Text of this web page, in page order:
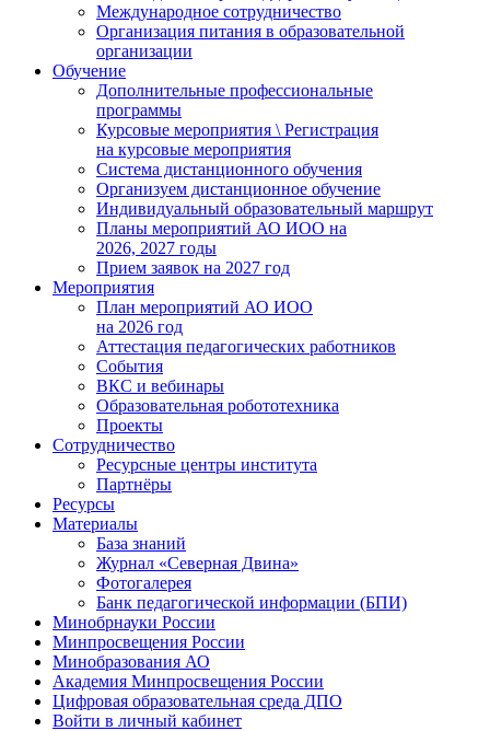
Международное сотрудничество
Организация питания в образовательной
организации
Обучение
Дополнительные профессиональные
программы
Курсовые мероприятия \ Регистрация
на курсовые мероприятия
Система дистанционного обучения
Организуем дистанционное обучение
Индивидуальный образовательный маршрут
Планы мероприятий АО ИОО на
2026, 2027 годы
Прием заявок на 2027 год
Мероприятия
План мероприятий АО ИОО
на 2026 год
Аттестация педагогических работников
События
ВКС и вебинары
Образовательная робототехника
Проекты
Сотрудничество
Ресурсные центры института
Партнёры
Ресурсы
Материалы
База знаний
Журнал «Северная Двина»
Фотогалерея
Банк педагогической информации (БПИ)
Минобрнауки России
Минпросвещения России
Минобразования АО
Академия Минпросвещения России
Цифровая образовательная среда ДПО
Войти в личный кабинет